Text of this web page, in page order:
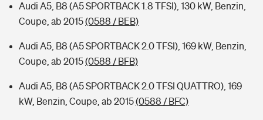
Audi A5, B8 (A5 SPORTBACK 1.8 TFSI), 130 kW, Benzin,
Coupe, ab 2015(0588 / BEB)
Audi A5, B8 (A5 SPORTBACK 2.0 TFSI), 169 kW, Benzin,
Coupe, ab 2015(0588 / BFB)
Audi A5, B8 (A5 SPORTBACK 2.0 TFSI QUATTRO), 169
kW, Benzin, Coupe, ab 2015(0588 / BFC)